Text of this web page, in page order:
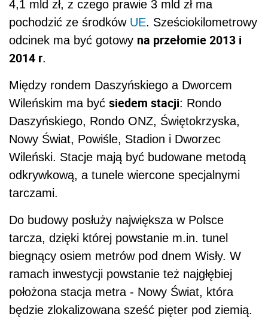
4,1 mld zł, z czego prawie 3 mld zł ma
pochodzić ze środków UE. Sześciokilometrowy
odcinek ma być gotowy na przełomie 2013 i
2014 r.
Między rondem Daszyńskiego a Dworcem
Wileńskim ma być siedem stacji: Rondo
Daszyńskiego, Rondo ONZ, Świętokrzyska,
Nowy Świat, Powiśle, Stadion i Dworzec
Wileński. Stacje mają być budowane metodą
odkrywkową, a tunele wiercone specjalnymi
tarczami.
Do budowy posłuży największa w Polsce
tarcza, dzięki której powstanie m.in. tunel
biegnący osiem metrów pod dnem Wisły. W
ramach inwestycji powstanie też najgłębiej
położona stacja metra - Nowy Świat, która
będzie zlokalizowana sześć pięter pod ziemią.